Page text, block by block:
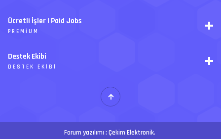
Arşiv
Ajanda
Forum Yönetimi
Forumları Okundu Kabul Et
Ücretli İşler | Paid Jobs
PREMIUM
Paketler
Özel tema
Destek Ekibi
DESTEK EKIBI
İ
T
H
Forum yazılımı : Çekim Elektronik.